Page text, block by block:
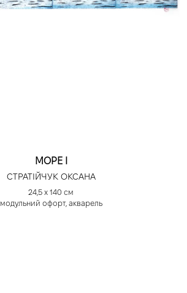
МОРЕ І
СТРАТІЙЧУК ОКСАНА
24,5 х 140 см
модульний офорт, акварель